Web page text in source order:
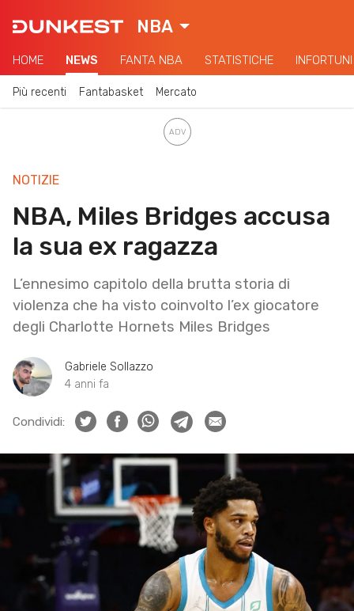
NBA
HOME NEWS FANTA NBA STATISTICHE INFORTUNI
Più recenti Fantabasket Mercato
NOTIZIE
NBA, Miles Bridges accusa
la sua ex ragazza
L’ennesimo capitolo della brutta storia di
violenza che ha visto coinvolto l’ex giocatore
degli Charlotte Hornets Miles Bridges
Gabriele Sollazzo
4 anni fa
Condividi: